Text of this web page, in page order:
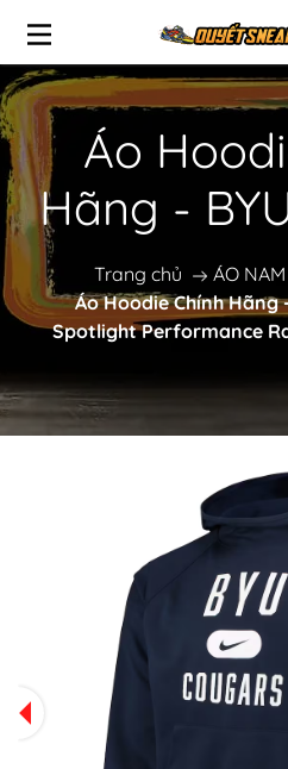
Áo
Hãng -
Nike
Pullover
"Navy" -
Trang chủ
ÁO
Áo Hoodie Chính Hãng
Spotlight Performance